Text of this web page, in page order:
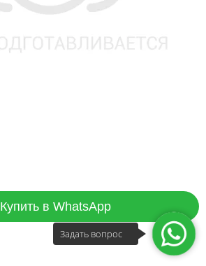
Купить в WhatsApp
Задать вопрос